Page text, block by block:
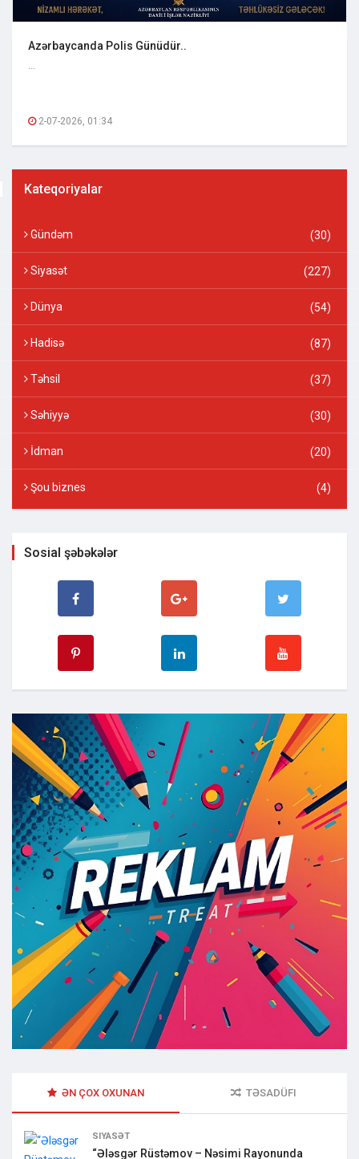
Azərbaycanda Polis Günüdür..
...
2-07-2026, 01:34
Kateqoriyalar
Gündəm (30)
Siyasət (227)
Dünya (54)
Hadisə (87)
Təhsil (37)
Səhiyyə (30)
İdman (20)
Şou biznes (4)
Sosial şəbəkələr
ƏN ÇOX OXUNAN TƏSADÜFI
SIYASƏT
“Ələsgər Rüstəmov – Nəsimi Rayonunda